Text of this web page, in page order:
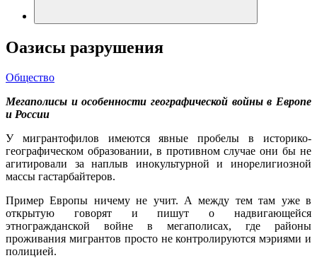
Оазисы разрушения
Общество
Мегаполисы и особенности географической войны в Европе
и России
У мигрантофилов имеются явные пробелы в историко-
географическом образовании, в противном случае они бы не
агитировали за наплыв инокультурной и инорелигиозной
массы гастарбайтеров.
Пример Европы ничему не учит. А между тем там уже в
открытую говорят и пишут о надвигающейся
этногражданской войне в мегаполисах, где районы
проживания мигрантов просто не контролируются мэриями и
полицией.